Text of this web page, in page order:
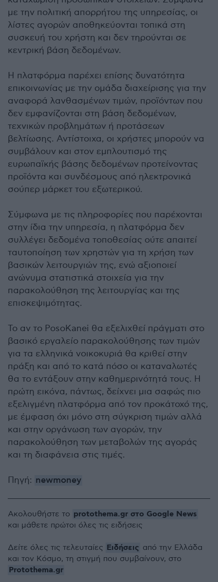
με την πολιτική απορρήτου της υπηρεσίας, οι
λίστες αγορών αποθηκεύονται τοπικά στη
συσκευή του χρήστη και δεν τηρούνται σε
κεντρική βάση δεδομένων.
Η πλατφόρμα παρέχει επίσης δυνατότητα
επικοινωνίας με την ομάδα διαχείρισης για την
αναφορά λανθασμένων τιμών, προϊόντων που
δεν εμφανίζονται στη βάση δεδομένων,
τεχνικών προβλημάτων ή προτάσεων
βελτίωσης. Αντίστοιχα, οι χρήστες μπορούν να
συμβάλουν και στον εμπλουτισμό της
ευρωπαϊκής βάσης δεδομένων προτείνοντας
προϊόντα και συνδέσμους από ηλεκτρονικά
σούπερ μάρκετ του εξωτερικού.
Σύμφωνα με τις πληροφορίες που παρέχονται
στην ίδια την υπηρεσία, η πλατφόρμα δεν
συλλέγει δεδομένα τοποθεσίας ούτε απαιτεί
ταυτοποίηση των χρηστών για τη χρήση των
βασικών λειτουργιών της, ενώ αξιοποιεί
ανώνυμα στατιστικά στοιχεία για την
παρακολούθηση της λειτουργίας και της
επισκεψιμότητας.
Το αν το PosoKanei θα εξελιχθεί πράγματι στο
βασικό εργαλείο παρακολούθησης των τιμών
για τα ελληνικά νοικοκυριά θα κριθεί στην
πράξη και από το κατά πόσο οι καταναλωτές
θα το εντάξουν στην καθημερινότητά τους. Η
πρώτη εικόνα, πάντως, δείχνει μια σαφώς πιο
εξελιγμένη πλατφόρμα από τον προκάτοχό της,
με έμφαση όχι μόνο στη σύγκριση τιμών αλλά
και στην οργάνωση των αγορών, την
παρακολούθηση των μεταβολών της αγοράς
και τη διαφάνεια στις τιμές.
Πηγή: newmoney
Ακολουθήστε το protothema.gr στο Google News
και μάθετε πρώτοι όλες τις ειδήσεις
Δείτε όλες τις τελευταίες Ειδήσεις από την Ελλάδα
και τον Κόσμο, τη στιγμή που συμβαίνουν, στο
Protothema.gr